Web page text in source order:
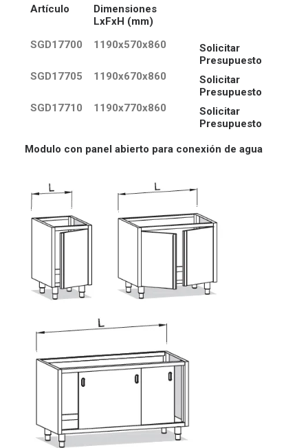
Artículo
Dimensiones
LxFxH (mm)
SGD17700
1190x570x860
Solicitar
Presupuesto
SGD17705
1190x670x860
Solicitar
Presupuesto
SGD17710
1190x770x860
Solicitar
Presupuesto
Modulo con panel abierto para conexión de agua